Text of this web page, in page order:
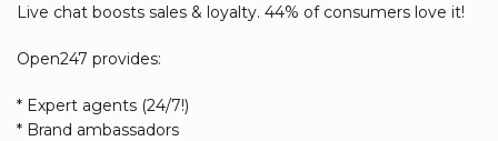
Live chat boosts sales & loyalty. 44% of consumers love it!
Open247 provides:
* Expert agents (24/7!)
* Brand ambassadors